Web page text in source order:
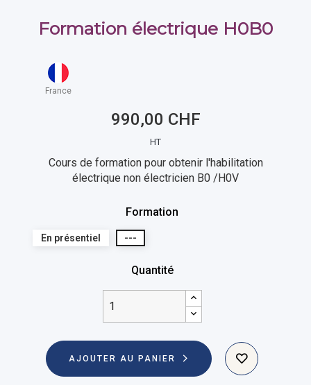
Formation électrique H0B0
France
990,00 CHF
HT
Cours de formation pour obtenir l'habilitation
électrique non électricien B0 /H0V
Formation
En présentiel ---
Quantité
AJOUTER AU PANIER